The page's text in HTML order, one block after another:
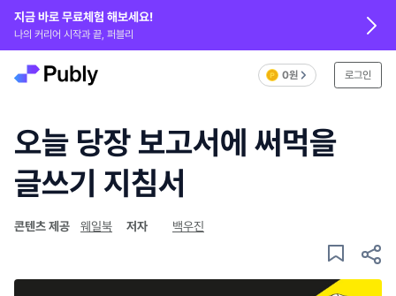
지금 바로 무료체험 해보세요!
나의 커리어 시작과 끝, 퍼블리
0원 로그인
오늘 당장 보고서에 써먹을
글쓰기 지침서
콘텐츠 제공 웨일북 저자 백우진